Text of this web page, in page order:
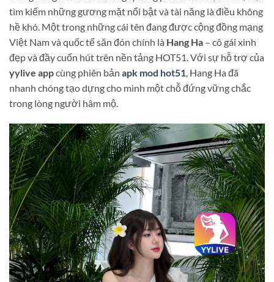
tìm kiếm những gương mặt nổi bật và tài năng là điều không
hề khó. Một trong những cái tên đang được cộng đồng mạng
Việt Nam và quốc tế săn đón chính là Hang Ha – cô gái xinh
đẹp và đầy cuốn hút trên nền tảng HOT51. Với sự hỗ trợ của
yylive appcùng phiên bản apk mod hot51, Hang Ha đã
nhanh chóng tạo dựng cho mình một chỗ đứng vững chắc
trong lòng người hâm mộ.